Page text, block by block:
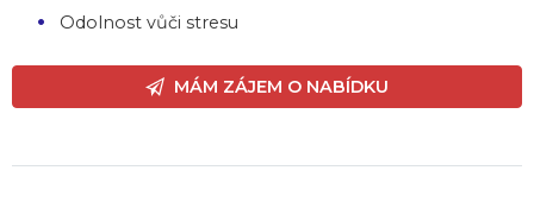
Odolnost vůči stresu
MÁM ZÁJEM O NABÍDKU